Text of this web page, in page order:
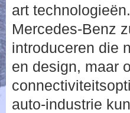
art
Mercedes-Benz
introduceren die
en design, maar
auto-industrie